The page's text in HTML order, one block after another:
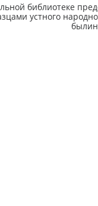
библиотеке
устного